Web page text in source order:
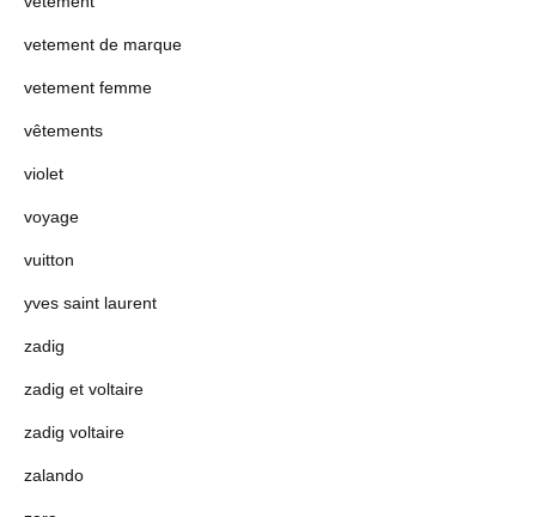
vetement de marque
vetement femme
vêtements
violet
voyage
vuitton
yves saint laurent
zadig
zadig et voltaire
zadig voltaire
zalando